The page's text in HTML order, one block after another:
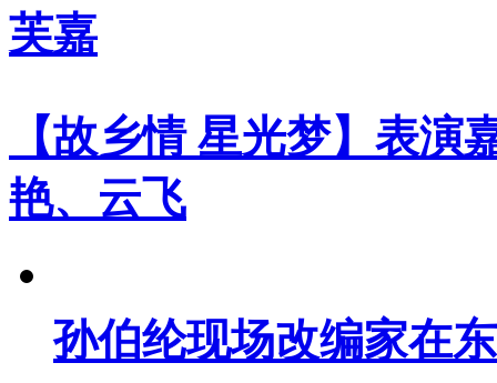
芙嘉
【故乡情 星光梦】表
艳、云飞
孙伯纶现场改编家在